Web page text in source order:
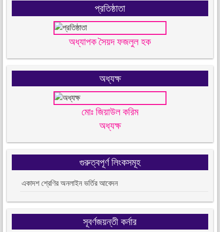
প্রতিষ্ঠাতা
অধ্যাপক সৈয়দ ফজলুল হক
অধ্যক্ষ
মোঃ জিয়াউল করিম
অধ্যক্ষ
গুরুত্বপূর্ণ লিংকসমূহ
একাদশ শ্রেণির অনলাইন ভর্তির আবেদন
সূবর্ণজয়ন্তী কর্নার